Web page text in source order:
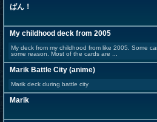
ばん！
My childhood deck from 2005
My deck from my childhood from like 2005. Some
some reason. Most of the cards are ...
Marik Battle City (anime)
Marik deck during battle city
Marik